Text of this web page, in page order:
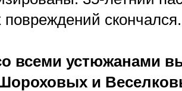
повреждений скончался.
всеми устюжанами
и